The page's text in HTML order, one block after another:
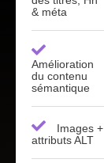
& méta
Amélioration
du contenu
sémantique
Images +
attributs ALT